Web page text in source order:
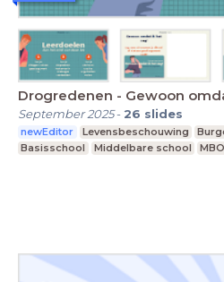
Drogredenen - Gewoon
September 2025- 26 slides
newEditor Levensbeschouwing
Basisschool
Middelbare school MBO